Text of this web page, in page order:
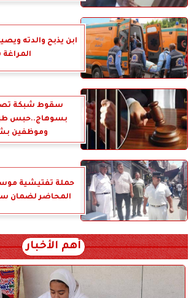
ابن يذبح والدته
سقوط شبكة
وموظفين
حملة تفتيشية
المحاضر لضمان
أهم الأخبار